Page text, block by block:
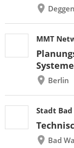
MMT
Berlin
Stadt
Bad